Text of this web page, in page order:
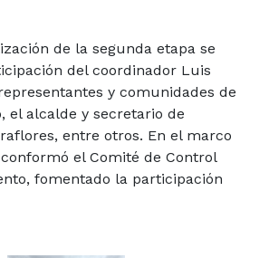
de la segunda etapa se
del coordinador Luis
y comunidades de
el alcalde y secretario de
entre otros. En el marco
el Comité de Control
fomentado la participación